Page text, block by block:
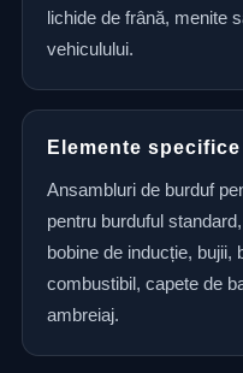
lichide de frână, menite
vehiculului.
Elemente specifice
Ansambluri de burduf
pentru burduful
bobine de inducție, bujii,
combustibil, capete de
ambreiaj.